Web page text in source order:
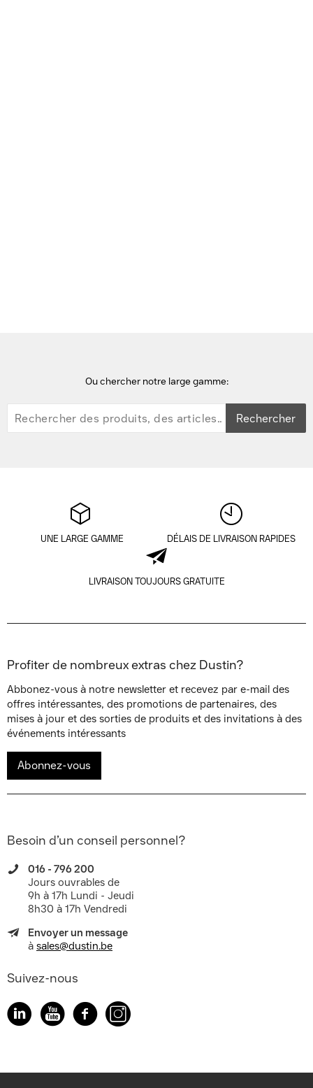
Ou chercher notre large gamme:
Rechercher
UNE LARGE GAMME DÉLAIS DE LIVRAISON RAPIDES
LIVRAISON TOUJOURS GRATUITE
Profiter de nombreux extras chez Dustin?
Abbonez-vous à notre newsletter et recevez par e-mail des
offres intéressantes, des promotions de partenaires, des
mises à jour et des sorties de produits et des invitations à des
événements intéressants
Abonnez-vous
Besoin d’un conseil personnel?
016 - 796 200
Jours ouvrables de
9h à 17h Lundi - Jeudi
8h30 à 17h Vendredi
Envoyer un message
à sales@dustin.be
Suivez-nous